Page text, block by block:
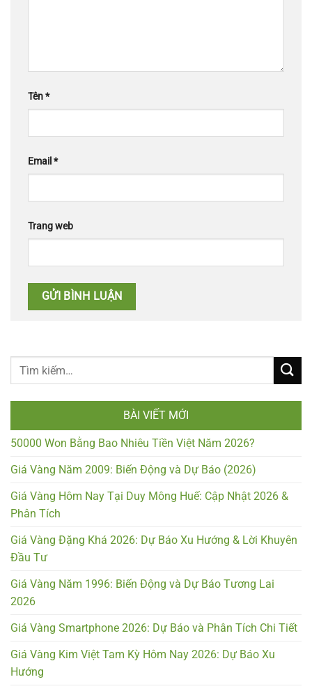
Tên*
Email *
Trang web
BÀI VIẾT MỚI
50000 Won Bằng Bao Nhiêu Tiền Việt Năm 2026?
Giá Vàng Năm 2009: Biến Động và Dự Báo (2026)
Giá Vàng Hôm Nay Tại Duy Mông Huế: Cập Nhật 2026 &
Phân Tích
Giá Vàng Đặng Khá 2026: Dự Báo Xu Hướng & Lời Khuyên
Đầu Tư
Giá Vàng Năm 1996: Biến Động và Dự Báo Tương Lai
2026
Giá Vàng Smartphone 2026: Dự Báo và Phân Tích Chi Tiết
Giá Vàng Kim Việt Tam Kỳ Hôm Nay 2026: Dự Báo Xu
Hướng